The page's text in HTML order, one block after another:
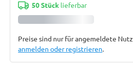
50 Stücklieferbar
Preise sind nur für angemeldete
anmelden oder registrieren.